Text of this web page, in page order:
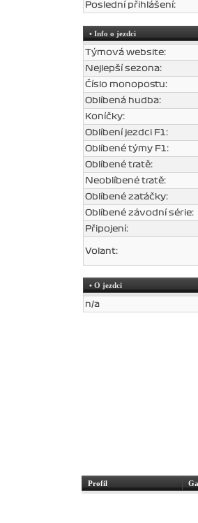
Poslední přihlášení:
• Info o jezdci
Týmová website:
Nejlepší sezona:
Číslo monopostu:
Oblíbená hudba:
Koníčky:
Oblíbení jezdci F1:
Oblíbené týmy F1:
Oblíbené tratě:
Neoblíbené tratě:
Oblíbené zatáčky:
Oblíbené závodní série:
Připojení:
Volant:
• O jezdci
n/a
Profil